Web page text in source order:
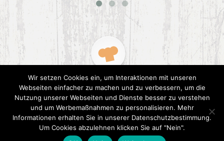
2015 CookPress. All right reserved.Datenschutz
Wir setzen Cookies ein, um Interaktionen mit unseren
Webseiten einfacher zu machen und zu verbessern, um die
Nutzung unserer Webseiten und Dienste besser zu verstehen
und um Werbemaßnahmen zu personalisieren. Mehr
Informationen erhalten Sie in unserer Datenschutzbestimmung.
Um Cookies abzulehnen klicken Sie auf "Nein".